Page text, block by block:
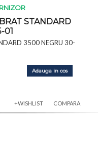
STANDARD
01
3500 NEGRU 30-
Adauga in cos
+WISHLIST COMPARA